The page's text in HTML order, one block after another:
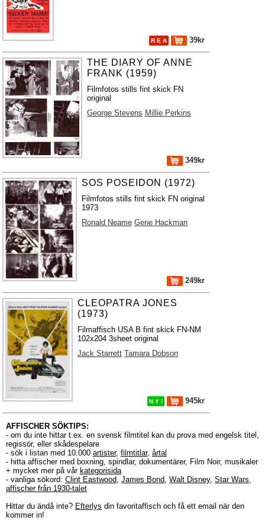
R E A 39kr
THE DIARY OF ANNE
FRANK (1959)
Filmfotos stills fint skick FN
original
George Stevens Millie Perkins
349kr
SOS POSEIDON (1972)
Filmfotos stills fint skick FN original
1973
Ronald Neame Gene Hackman
249kr
CLEOPATRA JONES
(1973)
Filmaffisch USA B fint skick FN-NM
102x204 3sheet original
Jack Starrett Tamara Dobson
N Y ! 945kr
AFFISCHER SÖKTIPS:
- om du inte hittar t.ex. en svensk filmtitel kan du prova med engelsk titel,
regissör, eller skådespelare
- sök i listan med 10.000 artister, filmtitlar, årtal
- hitta affischer med boxning, spindlar, dokumentärer, Film Noir, musikaler
+ mycket mer på vår kategorisida
- vanliga sökord: Clint Eastwood, James Bond, Walt Disney, Star Wars,
affischer från 1930-talet
Hittar du ändå inte? Efterlys din favoritaffisch och få ett email när den
kommer in!